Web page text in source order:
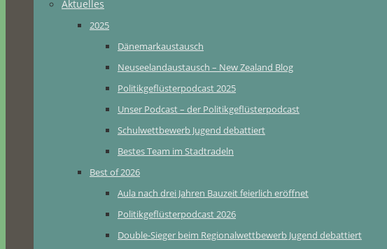
Aktuelles
2025
Dänemarkaustausch
Neuseelandaustausch – New Zealand Blog
Politikgeflüsterpodcast 2025
Unser Podcast – der Politikgeflüsterpodcast
Schulwettbewerb Jugend debattiert
Bestes Team im Stadtradeln
Best of 2026
Aula nach drei Jahren Bauzeit feierlich eröffnet
Politikgeflüsterpodcast 2026
Double-Sieger beim Regionalwettbewerb Jugend debattiert